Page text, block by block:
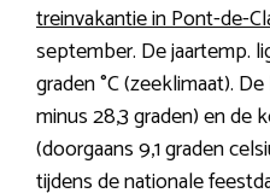
treinvakantie in Pont-de-
september. De jaartemp.
graden °C (zeeklimaat).
minus 28,3 graden) en de
(doorgaans 9,1 graden
tijdens de nationale